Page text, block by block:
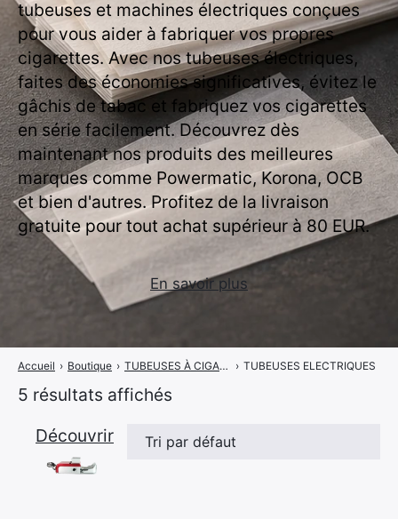
tubeuses et machines électriques conçues
pour vous aider à fabriquer vos propres
cigarettes. Avec nos tubeuses électriques,
faites des économies significatives, évitez le
gâchis de tabac et fabriquez vos cigarettes
en série facilement. Découvrez dès
maintenant nos produits des meilleures
marques comme Powermatic, Korona, OCB
et bien d'autres. Profitez de la livraison
gratuite pour tout achat supérieur à 80 EUR.
En savoir plus
Accueil › Boutique › TUBEUSES À CIGARETTES › TUBEUSES ELECTRIQUES
5 résultats affichés
Découvrir